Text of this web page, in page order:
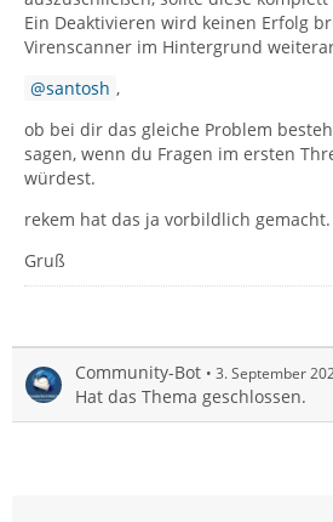
Ein Deaktivieren wird keinen Erfolg
Virenscanner im Hintergrund
santosh ,
ob bei dir das gleiche Problem
sagen, wenn du Fragen im ersten
würdest.
rekem hat das ja vorbildlich gemacht.
Gruß
Community-Bot 3. September
Hat das Thema geschlossen.